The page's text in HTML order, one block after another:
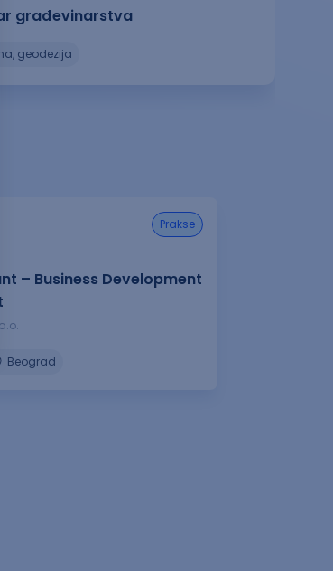
građevinarstva
geodezija
prakse
– Business Development
Beograd